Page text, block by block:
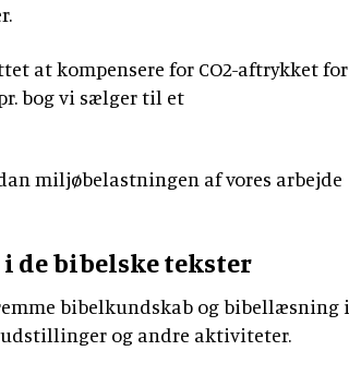
at kompensere for CO2-aftrykket for
bog vi sælger til et
miljøbelastningen af vores arbejde
de bibelske tekster
bibelkundskab og bibellæsning i
udstillinger og andre aktiviteter.